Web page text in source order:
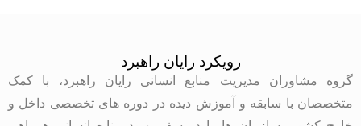
رویکرد رایان راهبرد
مدیریت منابع انسانی رایان راهبرد، با کمک
با سابقه و آموزش دیده در دوره های تخصصی داخل و